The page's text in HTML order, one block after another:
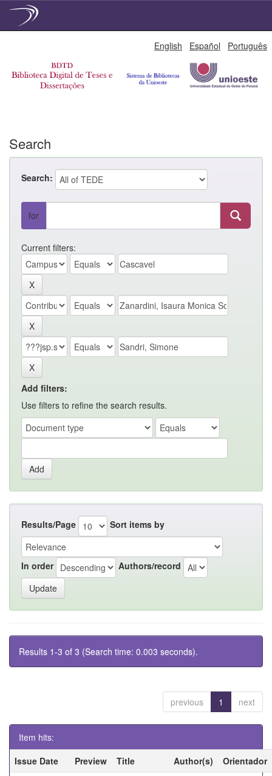
English Español Português
Search
Search:
for
Current filters:
Add filters:
Use filters to refine the search results.
Results/Page Sort items by
In order Authors/record
Results 1-3 of 3 (Search time: 0.003 seconds).
previous 1 next
Item hits:
Issue Date
Preview Title Author(s)
Orientador